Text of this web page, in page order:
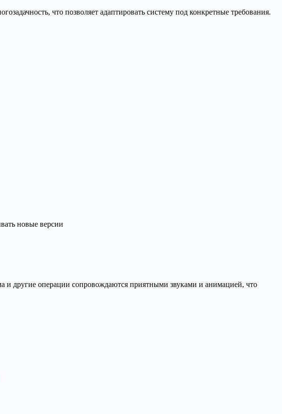
что позволяет адаптировать систему под конкретные требования.
новые версии
другие операции сопровождаются приятными звуками и анимацией, что